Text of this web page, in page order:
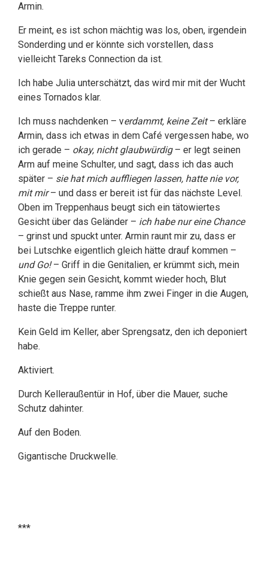
Armin.
Er meint, es ist schon mächtig was los, oben, irgendein
Sonderding und er könnte sich vorstellen, dass
vielleicht Tareks Connection da ist.
Ich habe Julia unterschätzt, das wird mir mit der Wucht
eines Tornados klar.
Ich muss nachdenken – verdammt, keine Zeit– erkläre
Armin, dass ich etwas in dem Café vergessen habe, wo
ich gerade – okay, nicht glaubwürdig – er legt seinen
Arm auf meine Schulter, und sagt, dass ich das auch
später – sie hat mich auffliegen lassen, hatte nie vor,
mit mir– und dass er bereit ist für das nächste Level.
Oben im Treppenhaus beugt sich ein tätowiertes
Gesicht über das Geländer – ich habe nur eine Chance
– grinst und spuckt unter. Armin raunt mir zu, dass er
bei Lutschke eigentlich gleich hätte drauf kommen –
und Go!– Griff in die Genitalien, er krümmt sich, mein
Knie gegen sein Gesicht, kommt wieder hoch, Blut
schießt aus Nase, ramme ihm zwei Finger in die Augen,
haste die Treppe runter.
Kein Geld im Keller, aber Sprengsatz, den ich deponiert
habe.
Aktiviert.
Durch Kelleraußentür in Hof, über die Mauer, suche
Schutz dahinter.
Auf den Boden.
Gigantische Druckwelle.
***